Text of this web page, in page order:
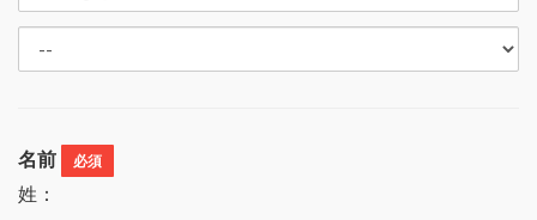
名前 必須
姓：